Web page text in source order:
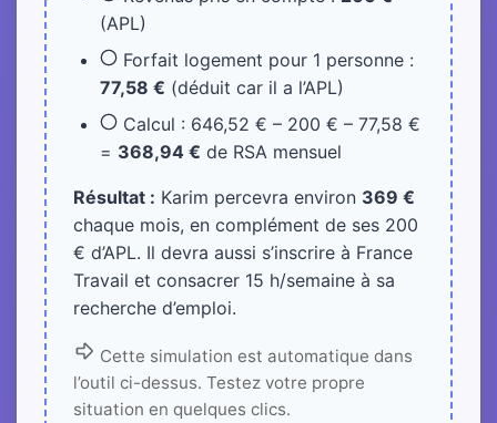
(APL)
Forfait logement pour 1 personne :
77,58 € (déduit car il a l’APL)
Calcul : 646,52 € – 200 € – 77,58 €
= 368,94 € de RSA mensuel
Résultat : Karim percevra environ 369 €
chaque mois, en complément de ses 200
€ d’APL. Il devra aussi s’inscrire à France
Travail et consacrer 15 h/semaine à sa
recherche d’emploi.
Cette simulation est automatique dans
l’outil ci-dessus. Testez votre propre
situation en quelques clics.